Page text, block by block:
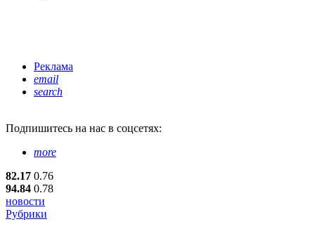
Реклама
email
search
Подпишитесь на нас в соцсетях:
more
82.17 0.76
94.84 0.78
новости
Рубрики